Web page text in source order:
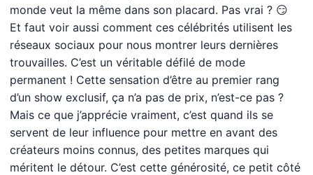
monde veut la même dans son placard. Pas vrai ? 😏
Et faut voir aussi comment ces célébrités utilisent les
réseaux sociaux pour nous montrer leurs dernières
trouvailles. C’est un véritable défilé de mode
permanent ! Cette sensation d’être au premier rang
d’un show exclusif, ça n’a pas de prix, n’est-ce pas ?
Mais ce que j’apprécie vraiment, c’est quand ils se
servent de leur influence pour mettre en avant des
créateurs moins connus, des petites marques qui
méritent le détour. C’est cette générosité, ce petit côté